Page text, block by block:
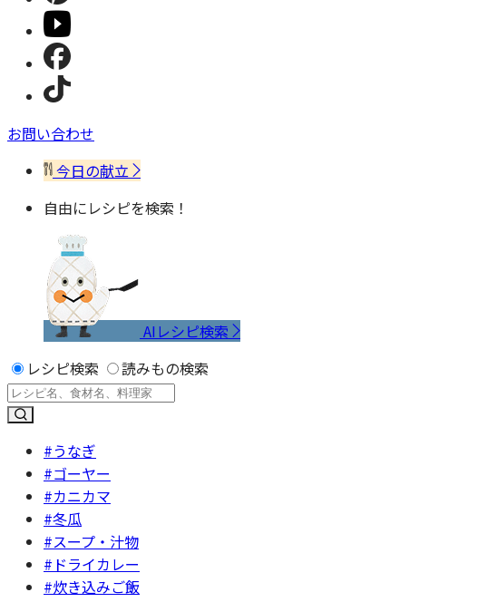
お問い合わせ
今日の献立
自由にレシピを検索！
AIレシピ検索
レシピ検索
読みもの検索
#うなぎ
#ゴーヤー
#カニカマ
#冬瓜
#スープ・汁物
#ドライカレー
#炊き込みご飯